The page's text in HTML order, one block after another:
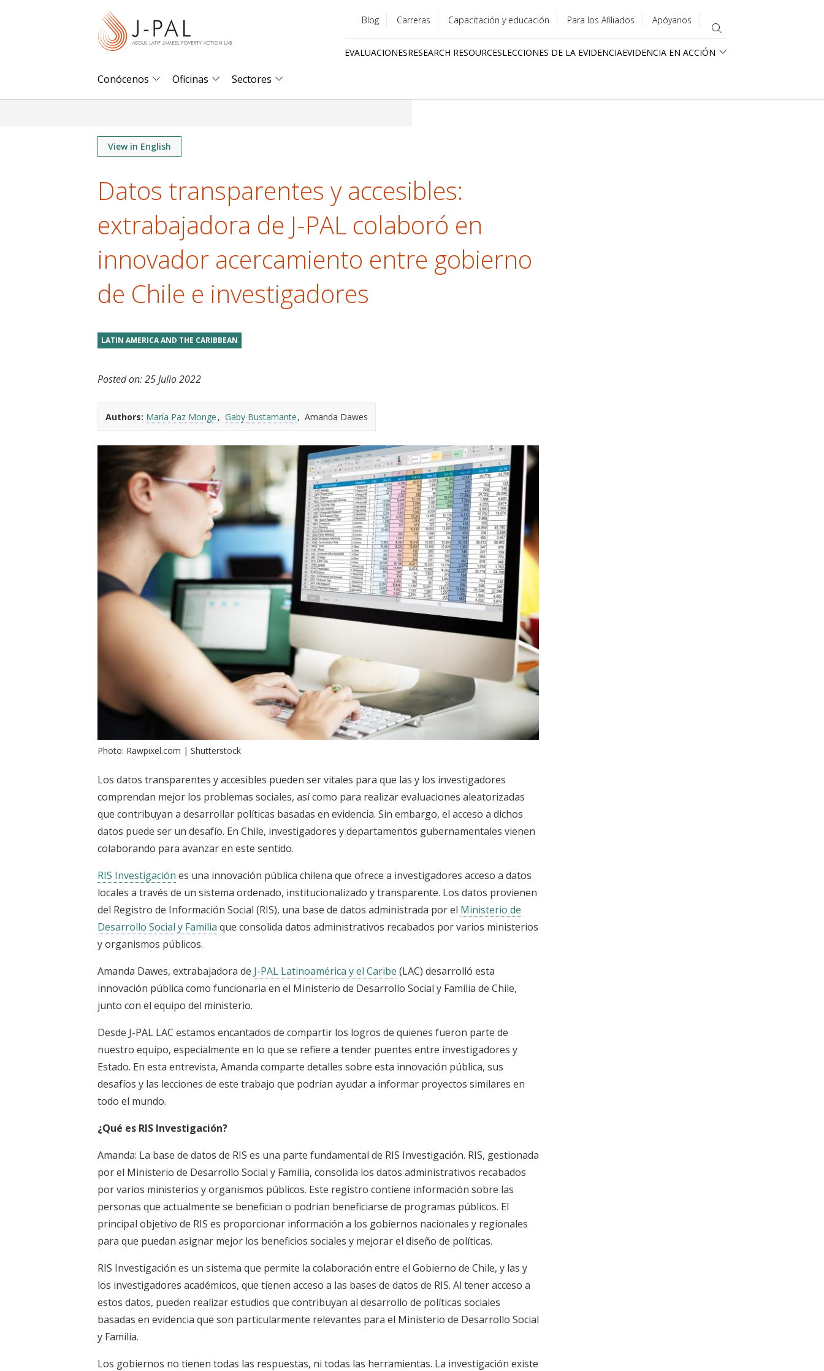
menu
Blog Carreras Capacitación y educación Para los Afiliados Apóyanos
EVALUACIONESRESEARCH RESOURCESLECCIONES DE LA EVIDENCIAEVIDENCIA EN ACCIÓN
Conócenos Oficinas Sectores
View in English
Datos transparentes y accesibles:
extrabajadora de J-PAL colaboró ​​en
innovador acercamiento entre gobierno
de Chile e investigadores
LATIN AMERICA AND THE CARIBBEAN
Posted on:25 Julio 2022
Authors: María Paz Monge Gaby Bustamante Amanda Dawes
Photo: Rawpixel.com | Shutterstock
Los datos transparentes y accesibles pueden ser vitales para que las y los investigadores
comprendan mejor los problemas sociales, así como para realizar evaluaciones aleatorizadas
que contribuyan a desarrollar políticas basadas en evidencia. Sin embargo, el acceso a dichos
datos puede ser un desafío. En Chile, investigadores y departamentos gubernamentales vienen
colaborando para avanzar en este sentido.
RIS Investigación es una innovación pública chilena que ofrece a investigadores acceso a datos
locales a través de un sistema ordenado, institucionalizado y transparente. Los datos provienen
del Registro de Información Social (RIS), una base de datos administrada por el Ministerio de
Desarrollo Social y Familia que consolida datos administrativos recabados por varios ministerios
y organismos públicos.
Amanda Dawes, extrabajadora de J-PAL Latinoamérica y el Caribe (LAC) desarrolló esta
innovación pública como funcionaria en el Ministerio de Desarrollo Social y Familia de Chile,
junto con el equipo del ministerio.
Desde J-PAL LAC estamos encantados de compartir los logros de quienes fueron parte de
nuestro equipo, especialmente en lo que se refiere a tender puentes entre investigadores y
Estado. En esta entrevista, Amanda comparte detalles sobre esta innovación pública, sus
desafíos y las lecciones de este trabajo que podrían ayudar a informar proyectos similares en
todo el mundo.
¿Qué es RIS Investigación?
Amanda: La base de datos de RIS es una parte fundamental de RIS Investigación. RIS, gestionada
por el Ministerio de Desarrollo Social y Familia, consolida los datos administrativos recabados
por varios ministerios y organismos públicos. Este registro contiene información sobre las
personas que actualmente se benefician o podrían beneficiarse de programas públicos. El
principal objetivo de RIS es proporcionar información a los gobiernos nacionales y regionales
para que puedan asignar mejor los beneficios sociales y mejorar el diseño de políticas.
RIS Investigación es un sistema que permite la colaboración entre el Gobierno de Chile, y las y
los investigadores académicos, que tienen acceso a las bases de datos de RIS. Al tener acceso a
estos datos, pueden realizar estudios que contribuyan al desarrollo de políticas sociales
basadas en evidencia que son particularmente relevantes para el Ministerio de Desarrollo Social
y Familia.
Los gobiernos no tienen todas las respuestas, ni todas las herramientas. La investigación existe